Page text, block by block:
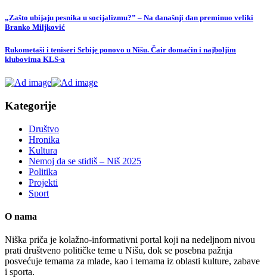
„Zašto ubijaju pesnika u socijalizmu?” – Na današnji dan preminuo veliki
Branko Miljković
Rukometaši i teniseri Srbije ponovo u Nišu. Čair domaćin i najboljim
klubovima KLS-a
Kategorije
Društvo
Hronika
Kultura
Nemoj da se stidiš – Niš 2025
Politika
Projekti
Sport
O nama
Niška priča je kolažno-informativni portal koji na nedeljnom nivou
prati društveno političke teme u Nišu, dok se posebna pažnja
posvećuje temama za mlade, kao i temama iz oblasti kulture, zabave
i sporta.